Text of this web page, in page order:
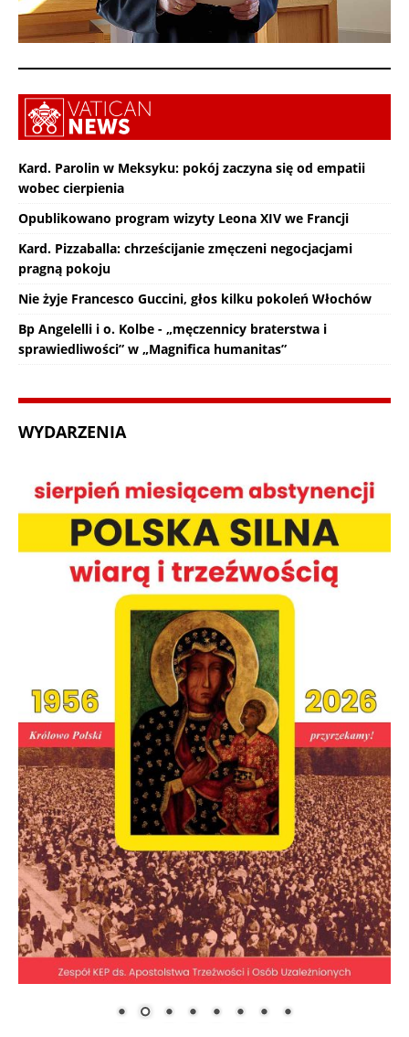
Kard. Parolin w Meksyku: pokój zaczyna się od empatii
wobec cierpienia
Opublikowano program wizyty Leona XIV we Francji
Kard. Pizzaballa: chrześcijanie zmęczeni negocjacjami
pragną pokoju
Nie żyje Francesco Guccini, głos kilku pokoleń Włochów
Bp Angelelli i o. Kolbe - „męczennicy braterstwa i
sprawiedliwości” w „Magnifica humanitas”
WYDARZENIA